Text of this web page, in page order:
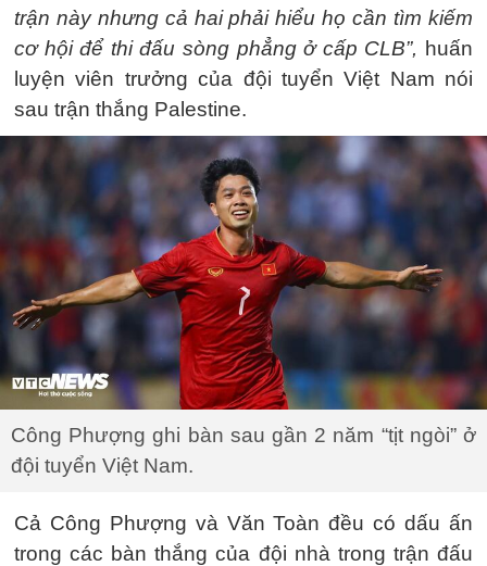
trận này nhưng cả hai phải hiểu họ cần tìm kiếm
cơ hội để thi đấu sòng phẳng ở cấp CLB”, huấn
luyện viên trưởng của đội tuyển Việt Nam nói
sau trận thắng Palestine.
Công Phượng ghi bàn sau gần 2 năm “tịt ngòi” ở
đội tuyển Việt Nam.
Cả Công Phượng và Văn Toàn đều có dấu ấn
trong các bàn thắng của đội nhà trong trận đấu